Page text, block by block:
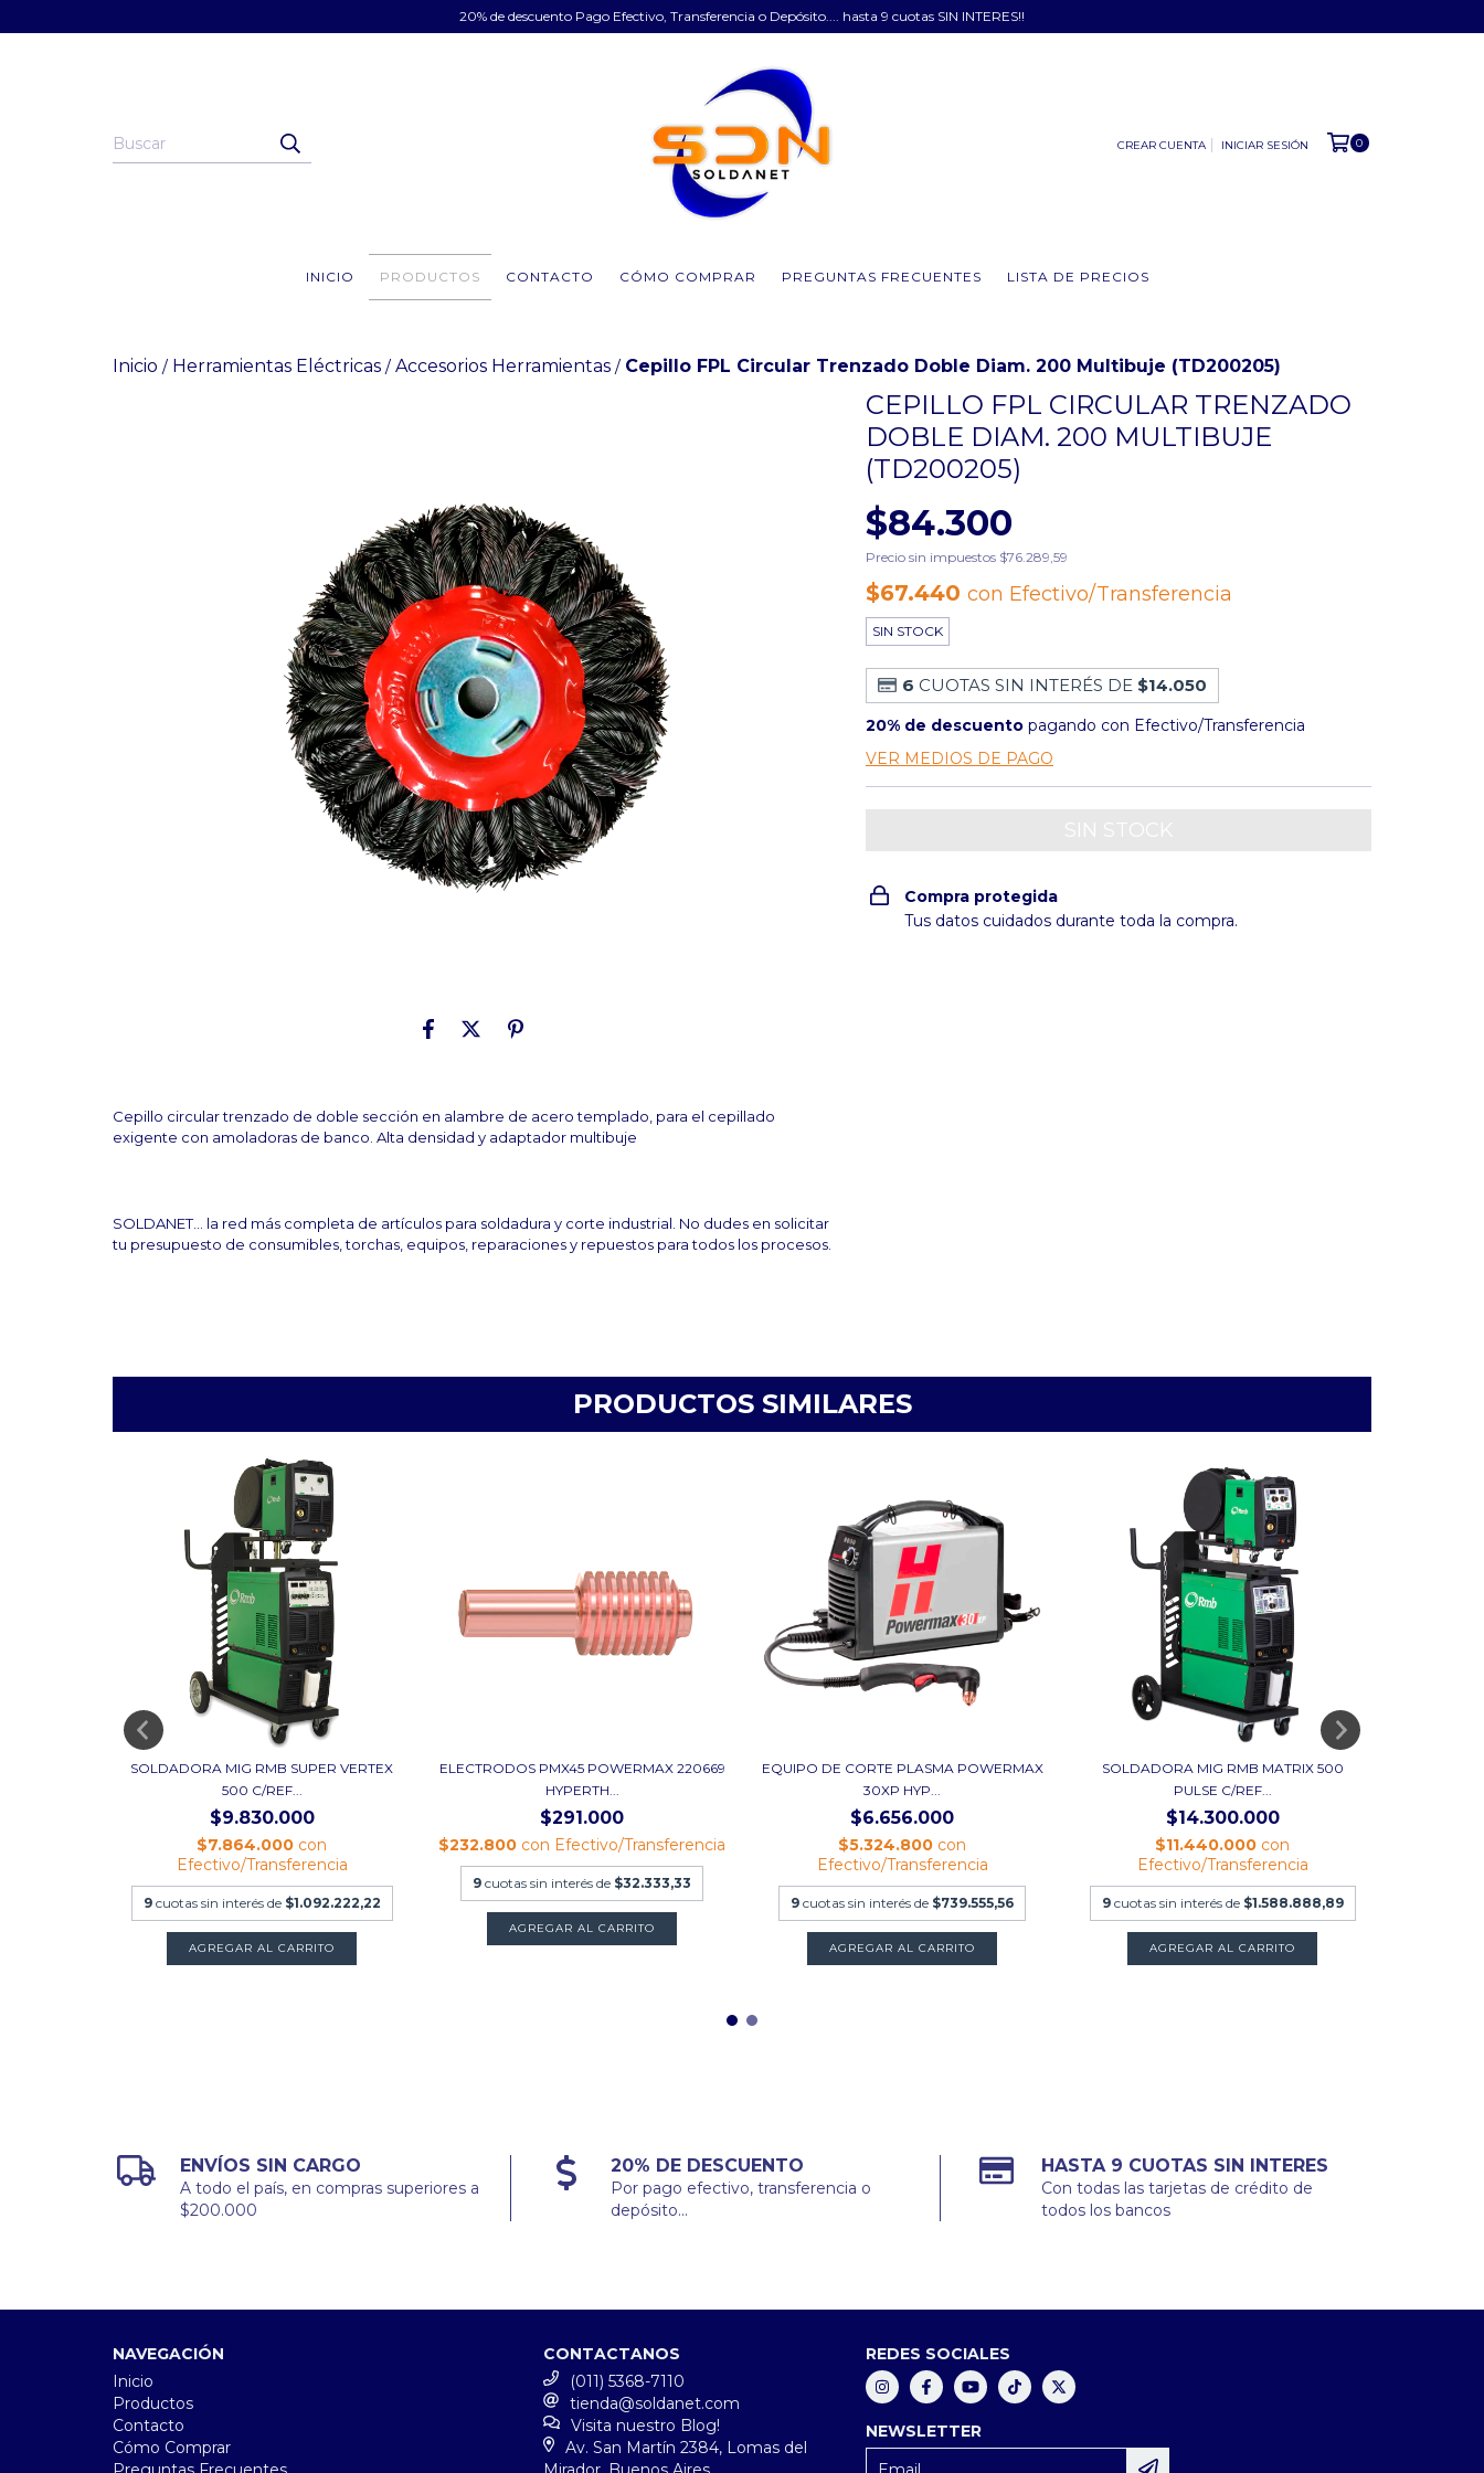
20% de descuento Pago Efectivo, Transferencia o Depósito.... hasta 9 cuotas SIN INTERES!!
CREAR CUENTA INICIAR SESIÓN 0
INICIO PRODUCTOS CONTACTO CÓMO COMPRAR PREGUNTAS FRECUENTES LISTA DE PRECIOS
Inicio / Herramientas Eléctricas / Accesorios Herramientas / Cepillo FPL Circular Trenzado Doble Diam. 200 Multibuje (TD200205)
Cepillo circular trenzado de doble sección en alambre de acerotemplado, para el cepillado
exigente con amoladoras de banco. Alta densidad y adaptador multibuje
SOLDANET... la red más completa de artículos para soldadura y corte industrial. No dudes en solicitar
tu presupuesto de consumibles, torchas, equipos, reparaciones y repuestos para todos los procesos.
CEPILLO FPL CIRCULAR TRENZADO
DOBLE DIAM. 200 MULTIBUJE
(TD200205)
$84.300
Precio sin impuestos $76.289,59
$67.440con Efectivo/Transferencia
SIN STOCK
6 CUOTAS SIN INTERÉS DE $14.050
20% de descuento pagando con Efectivo/Transferencia
VER MEDIOS DE PAGO
Compra protegida
Tus datos cuidados durante toda la compra.
PRODUCTOS SIMILARES
SOLDADORA MIG RMB SUPER VERTEX
500 C/REF...
$9.830.000
$7.864.000 con
Efectivo/Transferencia
9 cuotas sin interés de $1.092.222,22
ELECTRODOS PMX45 POWERMAX 220669
HYPERTH...
$291.000
$232.800 con Efectivo/Transferencia
9 cuotas sin interés de $32.333,33
EQUIPO DE CORTE PLASMA POWERMAX
30XP HYP...
$6.656.000
$5.324.800 con
Efectivo/Transferencia
9 cuotas sin interés de $739.555,56
SOLDADORA MIG RMB MATRIX 500
PULSE C/REF...
$14.300.000
$11.440.000 con
Efectivo/Transferencia
9 cuotas sin interés de $1.588.888,89
ENVÍOS SIN CARGO
A todo el país, en compras superiores a
$200.000
20% DE DESCUENTO
Por pago efectivo, transferencia o
depósito...
HASTA 9 CUOTAS SIN INTERES
Con todas las tarjetas de crédito de
todos los bancos
NAVEGACIÓN
Inicio
Productos
Contacto
Cómo Comprar
CONTACTANOS
(011) 5368-7110
tienda@soldanet.com
Visita nuestro Blog!
Av. San Martín 2384, Lomas del
REDES SOCIALES
NEWSLETTER